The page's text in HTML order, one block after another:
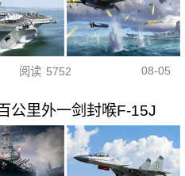
阅读 5752 08-05
公里外一剑封喉F-15J